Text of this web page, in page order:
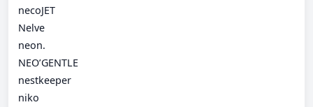
necoJET
Nelve
neon.
NEO’GENTLE
nestkeeper
niko